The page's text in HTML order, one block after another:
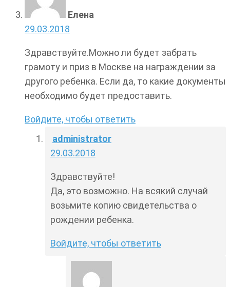
Елена
29.03.2018
Здравствуйте.Можно ли будет забрать
грамоту и приз в Москве на награждении за
другого ребенка. Если да, то какие документы
необходимо будет предоставить.
Войдите, чтобы ответить
administrator
29.03.2018
Здравствуйте!
Да, это возможно. На всякий случай
возьмите копию свидетельства о
рождении ребенка.
Войдите, чтобы ответить